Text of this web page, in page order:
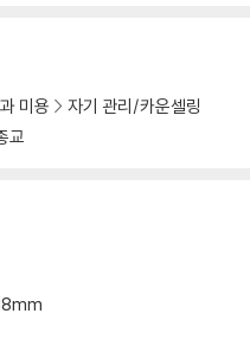
ways these energies can
discover how to access
미용
자기 관리/카운셀링
교